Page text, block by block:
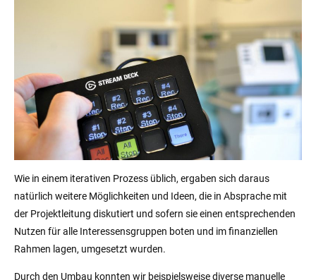
Wie in einem iterativen Prozess üblich, ergaben sich daraus
natürlich weitere Möglichkeiten und Ideen, die in Absprache mit
der Projektleitung diskutiert und sofern sie einen entsprechenden
Nutzen für alle Interessensgruppen boten und im finanziellen
Rahmen lagen, umgesetzt wurden.
Durch den Umbau konnten wir beispielsweise diverse manuelle